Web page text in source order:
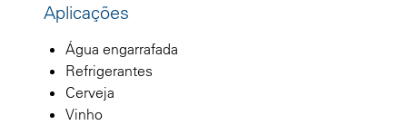
Aplicações
Água engarrafada
Refrigerantes
Cerveja
Vinho